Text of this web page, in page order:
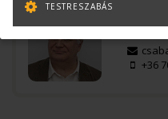
+36
TESTRESZABÁS